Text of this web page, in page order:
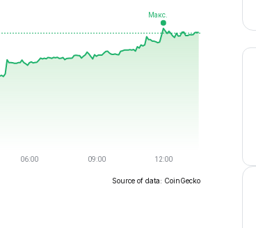
Source of data: CoinGecko